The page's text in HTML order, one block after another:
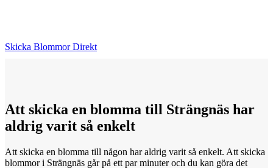
Skicka Blommor Direkt
Att skicka en blomma till Strängnäs har
aldrig varit så enkelt
Att skicka en blomma till någon har aldrig varit så enkelt. Att skicka
blommor i Strängnäs går på ett par minuter och du kan göra det